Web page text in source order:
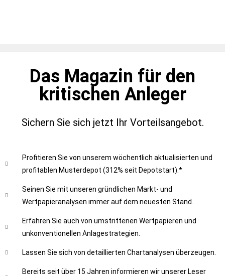
Das Magazin für den
kritischen Anleger
Sichern Sie sich jetzt Ihr Vorteilsangebot.
Profitieren Sie von unserem wöchentlich aktualisierten und
profitablen Musterdepot (312% seit Depotstart).*
Seinen Sie mit unseren gründlichen Markt- und
Wertpapieranalysen immer auf dem neuesten Stand.
Erfahren Sie auch von umstrittenen Wertpapieren und
unkonventionellen Anlagestrategien.
Lassen Sie sich von detaillierten Chartanalysen überzeugen.
Bereits seit über 15 Jahren informieren wir unserer Leser